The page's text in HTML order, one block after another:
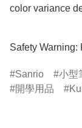
color variance
Safety Warning:
Sanrio 小型
開學用品